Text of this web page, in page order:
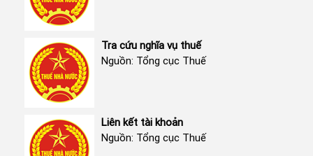
Tra cứu nghĩa vụ thuế
Nguồn: Tổng cục Thuế
Liên kết tài khoản
Nguồn: Tổng cục Thuế